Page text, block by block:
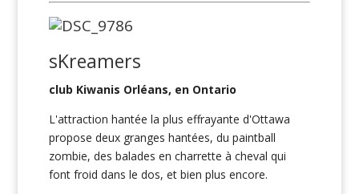
sKreamers
club Kiwanis Orléans, en Ontario
L'attraction hantée la plus effrayante d'Ottawa
propose deux granges hantées, du paintball
zombie, des balades en charrette à cheval qui
font froid dans le dos, et bien plus encore.